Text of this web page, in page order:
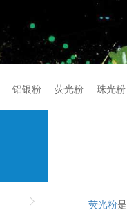
铝银粉 荧光粉 珠光粉
荧光粉